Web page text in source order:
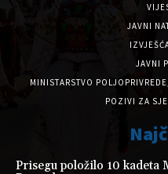
JAVNI
JAVNI
MINISTARSTVO
POZIVI ZA
Prisegu položilo 10 kadeta